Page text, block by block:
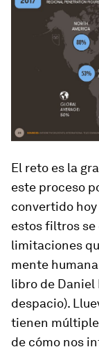
El reto es la
este proceso
convertido
estos filtros se
limitaciones
mente
libro de Daniel
despacio).
tienen
de cómo nos